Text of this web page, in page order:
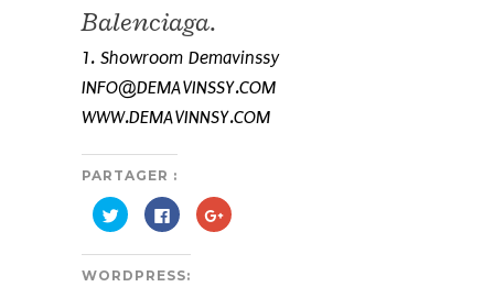
Balenciaga.
Showroom Demavinssy
INFO@DEMAVINSSY.COM
WWW.DEMAVINNSY.COM
PARTAGER :
Cliquez
pour
partager
sur
dans
Cliquez
pour
partager
sur
dans
Cliquez
pour
WORDPRESS: